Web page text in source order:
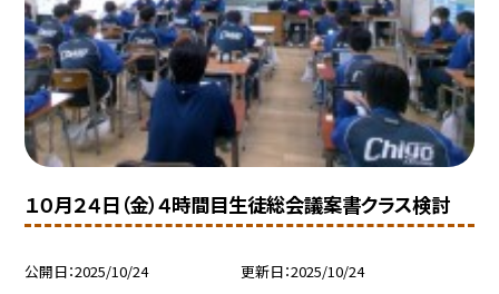
１０月２４日（金）４時間目生徒総会議案書クラス検討
公開日 2025/10/24 更新日 2025/10/24